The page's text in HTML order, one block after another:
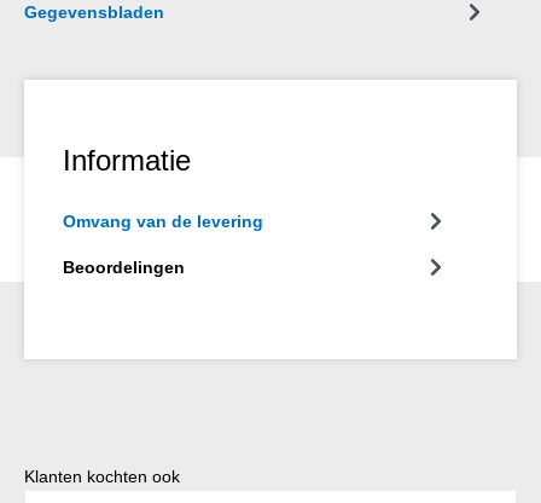
Gegevensbladen
Informatie
Omvang van de levering
Beoordelingen
Productgalerij overslaan
Klanten kochten ook